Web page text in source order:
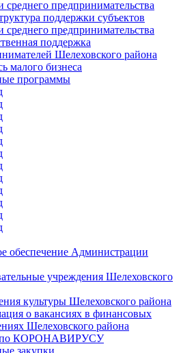
среднего предпринимательства
поддержки субъектов
среднего предпринимательства
поддержка
Шелеховского района
малого бизнеса
программы
обеспечение Администрации
учреждения Шелеховского
культуры Шелеховского района
о вакансиях в финансовых
Шелеховского района
по КОРОНАВИРУСУ
закупки